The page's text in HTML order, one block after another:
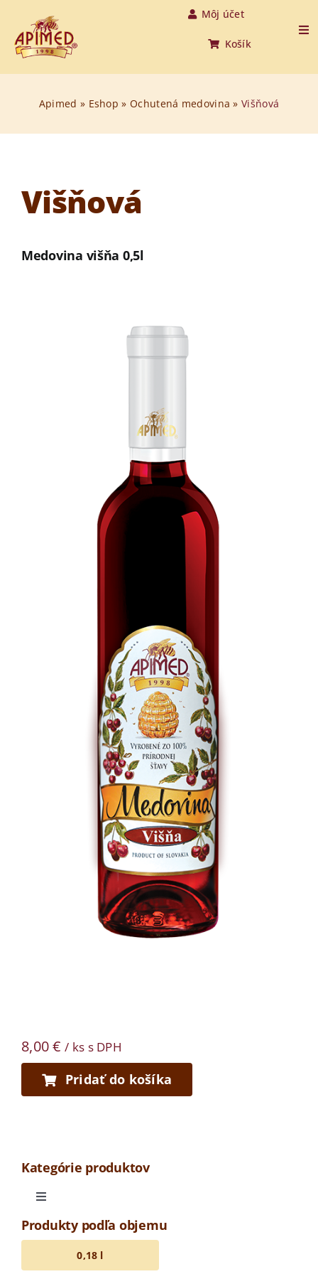
content
Môj účet
Košík
O nás
Apimed » Eshop » Ochutená medovina »Višňová
Kategórie produktov
Toggle
Navigation
Odrodová medovina
Produkty podľa objemu
0,18 l
Višňová
Medovina višňa 0,5l
8,00€ / ks s DPH
Pridať do košíka